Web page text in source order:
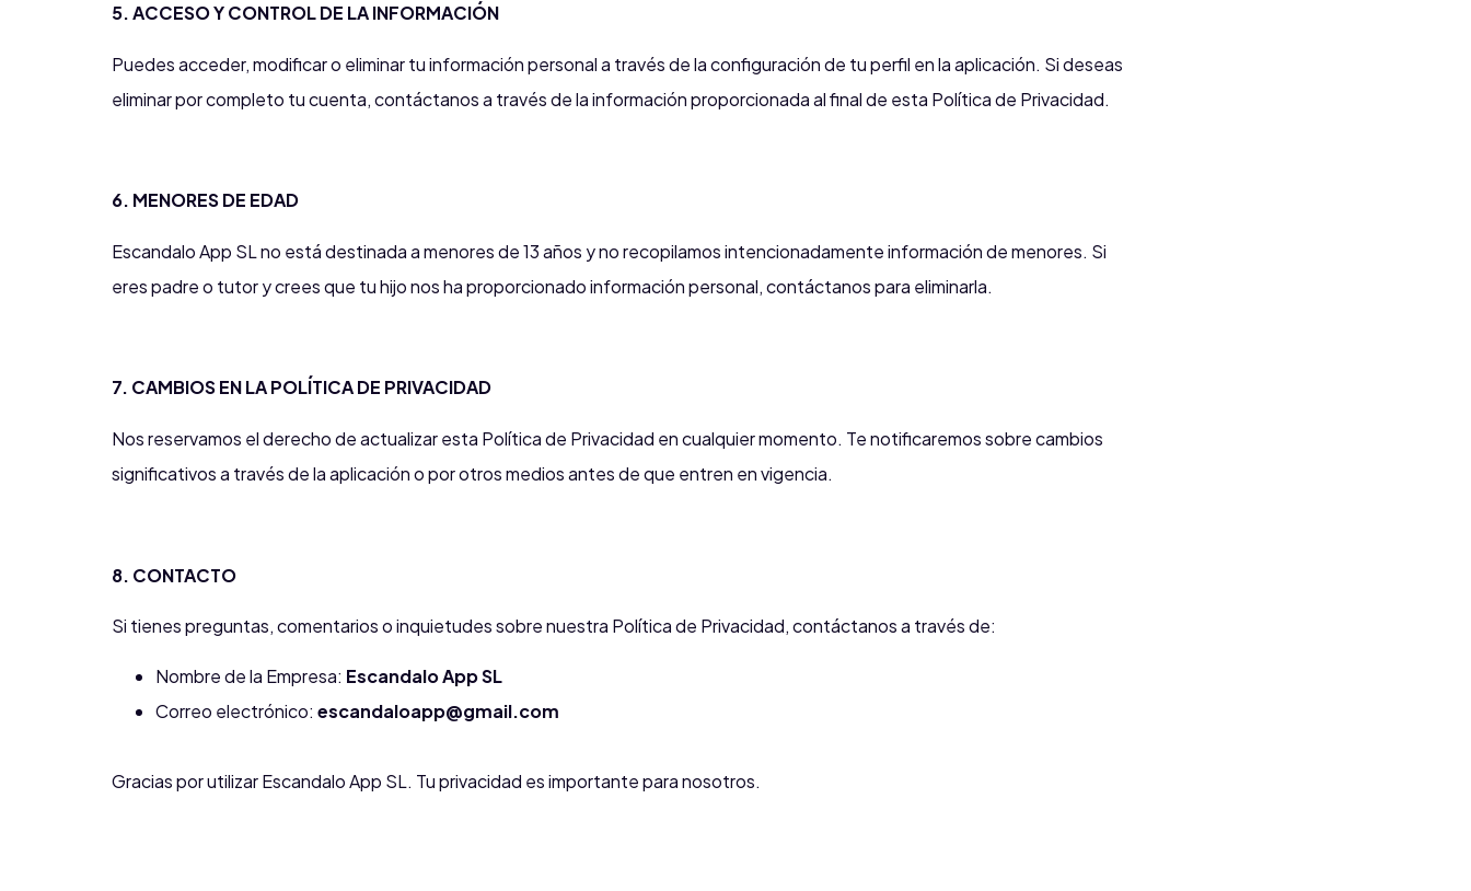
5. ACCESO Y CONTROL DE LA INFORMACIÓN
Puedes acceder, modificar o eliminar tu información personal a través de la configuración de tu perfil en la aplicación. Si deseas
eliminar por completo tu cuenta, contáctanos a través de la información proporcionada al final de esta Política de Privacidad.
6. MENORES DE EDAD
Escandalo App SL no está destinada a menores de 13 años y no recopilamos intencionadamente información de menores. Si
eres padre o tutor y crees que tu hijo nos ha proporcionado información personal, contáctanos para eliminarla.
7. CAMBIOS EN LA POLÍTICA DE PRIVACIDAD
Nos reservamos el derecho de actualizar esta Política de Privacidad en cualquier momento. Te notificaremos sobre cambios
significativos a través de la aplicación o por otros medios antes de que entren en vigencia.
8. CONTACTO
Si tienes preguntas, comentarios o inquietudes sobre nuestra Política de Privacidad, contáctanos a través de:
Nombre de la Empresa: Escandalo App SL
Correo electrónico: escandaloapp@gmail.com
Gracias por utilizar Escandalo App SL. Tu privacidad es importante para nosotros.